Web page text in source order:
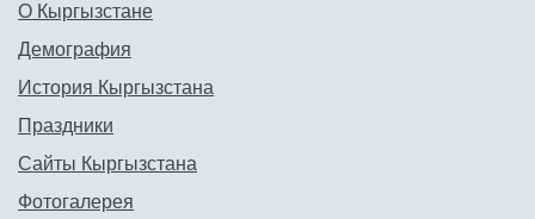
О Кыргызстане
Демография
История Кыргызстана
Праздники
Сайты Кыргызстана
Фотогалерея